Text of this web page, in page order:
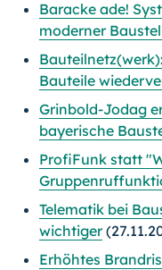
Baracke ade!
moderner
Bauteile
Grinbold-Jodag
bayerische
ProfiFunk statt
Telematik bei
wichtiger
Erhöhtes